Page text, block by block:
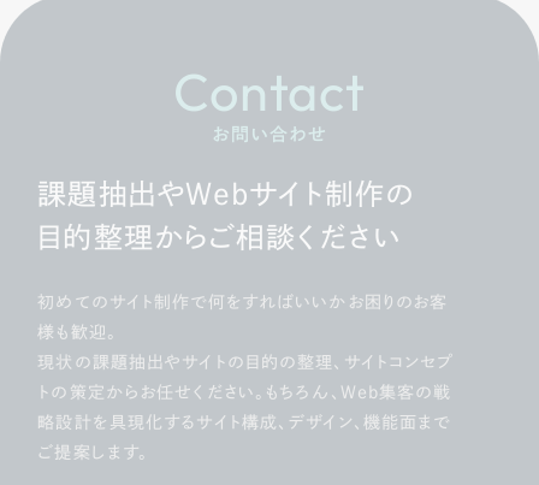
Contact
お問い合わせ
課題抽出やWebサイト制作の
目的整理からご相談ください
初めてのサイト制作で何をすればいいかお困りのお客
様も歓迎。
現状の課題抽出やサイトの目的の整理、サイトコンセプ
トの策定からお任せください。もちろん、Web集客の戦
略設計を具現化するサイト構成、デザイン、機能面まで
ご提案します。